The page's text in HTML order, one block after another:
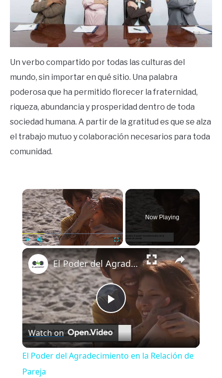
Un verbo compartido por todas las culturas del
mundo, sin importar en qué sitio. Una palabra
poderosa que ha permitido florecer la fraternidad,
riqueza, abundancia y prosperidad dentro de toda
sociedad humana. A partir de la gratitud es que se alza
el trabajo mutuo y colaboración necesarios para toda
comunidad.
×
Now Playing
×
Play
Video
El Poder del Agradecimiento en la Relación de Pareja
Watch on
El Poder del Agradecimiento en la Relación de
Pareja